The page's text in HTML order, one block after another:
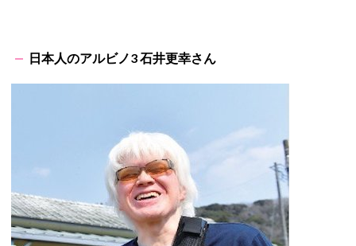
日本人のアルビノ3 石井更幸さん